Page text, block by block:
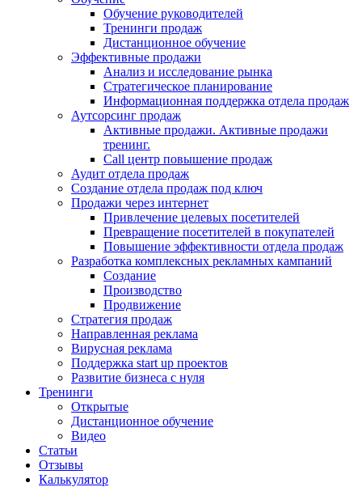
Обучение руководителей
Тренинги продаж
Дистанционное обучение
Эффективные продажи
Анализ и исследование рынка
Стратегическое планирование
Информационная поддержка отдела продаж
Аутсорсинг продаж
Активные продажи. Активные продажи
тренинг.
Call центр повышение продаж
Аудит отдела продаж
Создание отдела продаж под ключ
Продажи через интернет
Привлечение целевых посетителей
Превращение посетителей в покупателей
Повышение эффективности отдела продаж
Разработка комплексных рекламных кампаний
Создание
Производство
Продвижение
Стратегия продаж
Направленная реклама
Вирусная реклама
Поддержка start up проектов
Развитие бизнеса с нуля
Тренинги
Открытые
Дистанционное обучение
Видео
Статьи
Отзывы
Калькулятор